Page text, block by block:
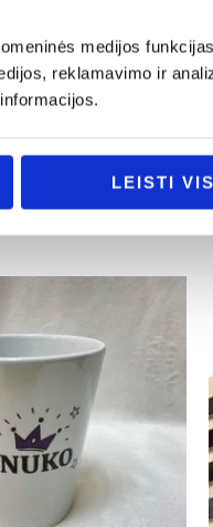
medijos
reklamavimo ir
LEISTI
mums užduoti